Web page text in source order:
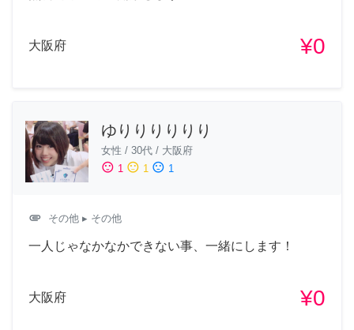
大阪府 ¥0
ゆりりりりりり
女性 / 30代 / 大阪府
sentiment_satisfied 1 sentiment_neutral 1 sentiment_dissatisfied 1
attachment その他 ▸ その他
一人じゃなかなかできない事、一緒にします！
大阪府 ¥0